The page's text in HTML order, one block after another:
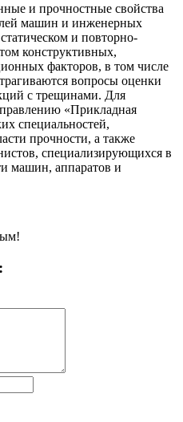
и прочностные свойства
машин и инженерных
и повторно-
конструктивных,
факторов, в том числе
вопросы оценки
с трещинами. Для
«Прикладная
специальностей,
прочности, а также
специализирующихся в
машин, аппаратов и